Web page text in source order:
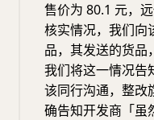
售价为 80.1 元，
核实情况，我们
品，其发送的货品
我们将这一情况
该同行沟通，整改
确告知开发商「虽